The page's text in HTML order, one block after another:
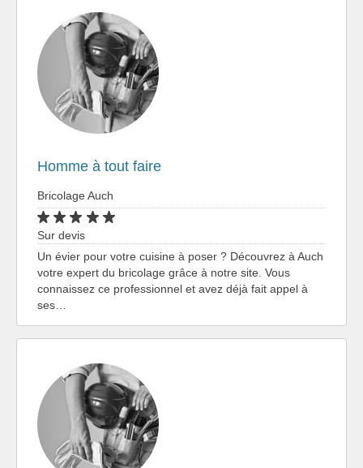
Homme à tout faire
Bricolage Auch
Sur devis
Un évier pour votre cuisine à poser ? Découvrez à Auch
votre expert du bricolage grâce à notre site. Vous
connaissez ce professionnel et avez déjà fait appel à
ses…